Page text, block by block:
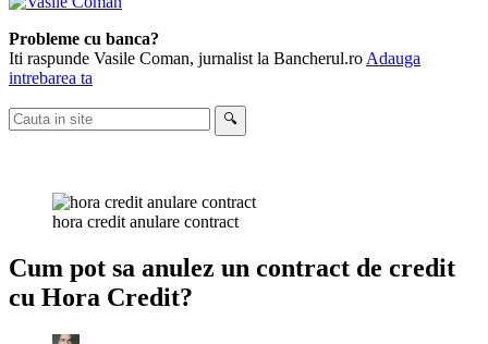
Probleme cu banca?
Iti raspunde Vasile Coman, jurnalist la Bancherul.ro Adauga
intrebarea ta
Cauta
in
🔍
hora credit anulare contract
Cum pot sa anulez un contract de credit
cu Hora Credit?